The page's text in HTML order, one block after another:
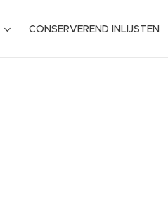
CONSERVEREND INLIJSTEN